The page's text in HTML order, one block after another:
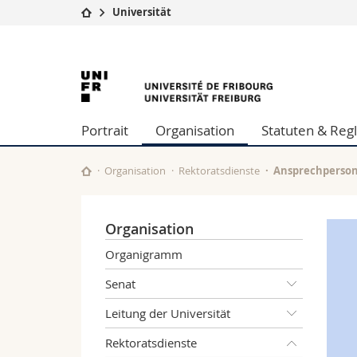
Studium
Campus
Universität
Weiterbildung
Theologische
Philosophische
Fak. für
Math.-Nat.
Interfakultär
Universität
Universität
Freiburg
Portrait Organisation Statuten &
Organisation Rektoratsdienste
Organisation
Organigramm
Senat
Leitung der Universität
Rektoratsdienste